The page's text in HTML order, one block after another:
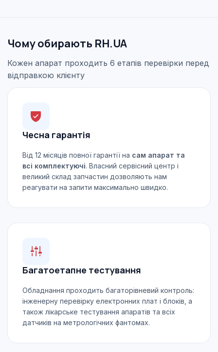
Чому обирають RH.UA
Кожен апарат проходить 6 етапів перевірки перед
відправкою клієнту
Чесна гарантія
Від 12 місяців повної гарантії на сам апарат та
всі комплектуючі. Власний сервісний центр і
великий склад запчастин дозволяють нам
реагувати на запити максимально швидко.
Багатоетапне тестування
Обладнання проходить багаторівневий контроль:
інженерну перевірку електронних плат і блоків, а
також лікарське тестування апаратів та всіх
датчиків на метрологічних фантомах.